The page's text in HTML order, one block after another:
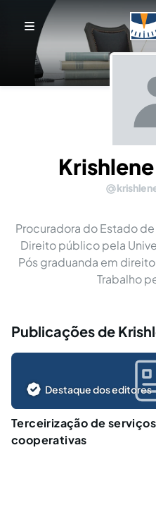
Procuradora do Estado
Direito público pela
Pós graduanda em
Trabalho
Publicações de
Destaque dos editores
Terceirização de
cooperativas